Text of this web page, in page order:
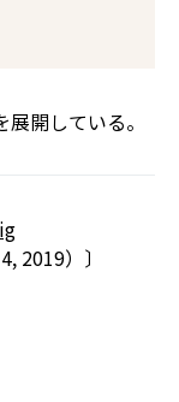
開している。
2019）〕